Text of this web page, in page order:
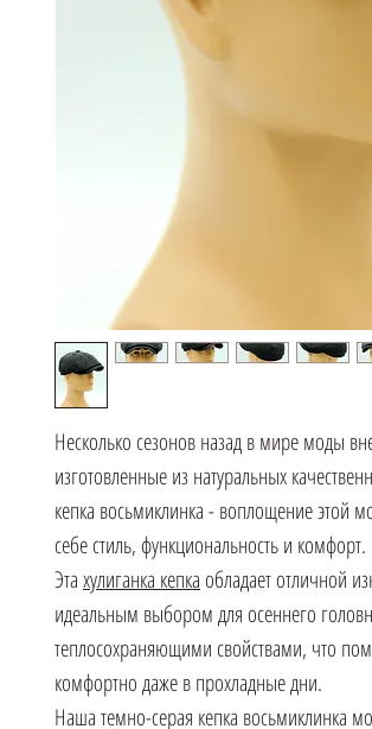
Несколько сезонов назад в мире моды
изготовленные из натуральных
кепка восьмиклинка - воплощение этой
себе стиль, функциональность и комфорт.
Этахулиганка кепкаобладает отличной
идеальным выбором для осеннего
теплосохраняющими свойствами, что
комфортно даже в прохладные дни.
Наша темно-серая кепка восьмиклинка